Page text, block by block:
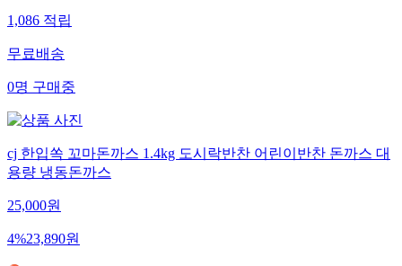
1,086적립
무료배송
0명구매중
cj 한입쏙 꼬마돈까스 1.4kg 도시락반찬 어린이반찬 돈까스 대
용량 냉동돈까스
25,000원
4%23,890원